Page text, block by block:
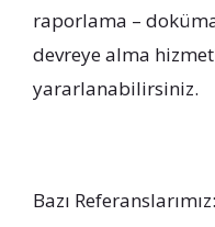
raporlama –
devreye alma
yararlanabilirsiniz.
Bazı Referanslarımız: